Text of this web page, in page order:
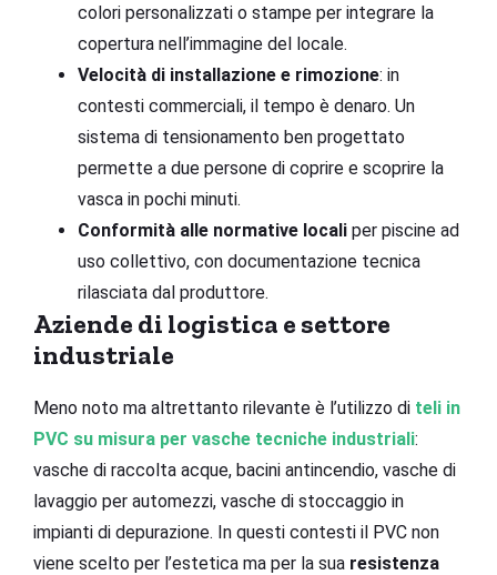
colori personalizzati o stampe per integrare la
copertura nell’immagine del locale.
Velocità di installazione e rimozione: in
contesti commerciali, il tempo è denaro. Un
sistema di tensionamento ben progettato
permette a due persone di coprire e scoprire la
vasca in pochi minuti.
Conformità alle normative locali per piscine ad
uso collettivo, con documentazione tecnica
rilasciata dal produttore.
Aziende di logistica e settore
industriale
Meno noto ma altrettanto rilevante è l’utilizzo di teli in
PVC su misura per vasche tecniche industriali:
vasche di raccolta acque, bacini antincendio, vasche di
lavaggio per automezzi, vasche di stoccaggio in
impianti di depurazione. In questi contesti il PVC non
viene scelto per l’estetica ma per la sua resistenza